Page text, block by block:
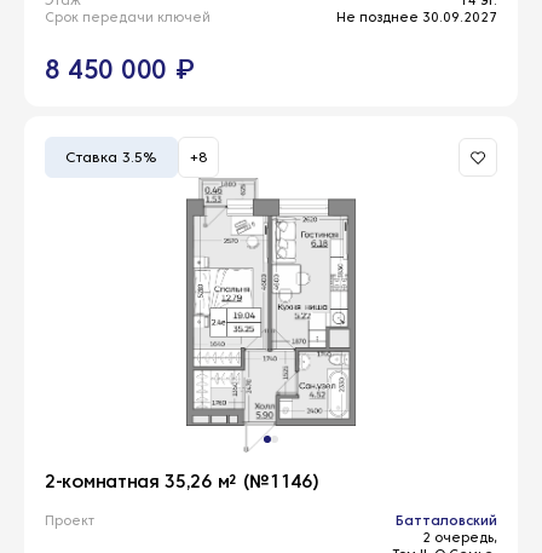
Срок передачи ключей
Не позднее 30.09.2027
8 450 000 ₽
Ставка 3.5% +8
2-комнатная 35,26 м² (№1146)
Проект
Батталовский
2 очередь,